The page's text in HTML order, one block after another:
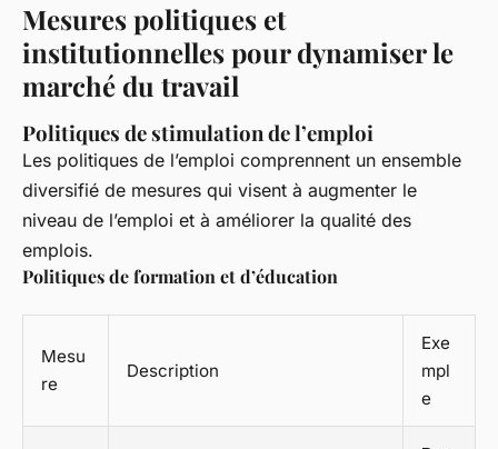
Mesures politiques et
institutionnelles pour dynamiser le
marché du travail
Politiques de stimulation de l’emploi
Les politiques de l’emploi comprennent un ensemble
diversifié de mesures qui visent à augmenter le
niveau de l’emploi et à améliorer la qualité des
emplois.
Politiques de formation et d’éducation
Mesu
re
Description
Exe
mpl
e